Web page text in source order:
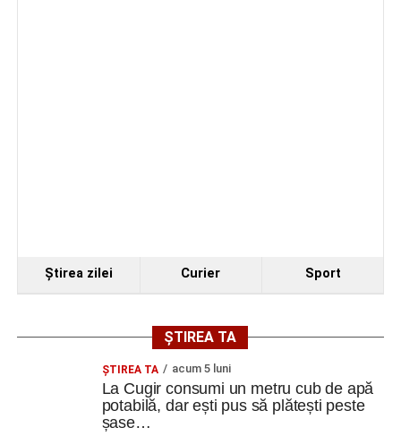
Ştirea zilei Curier Sport
ȘTIREA TA
ȘTIREA TA acum 5 luni
La Cugir consumi un metru cub de apă
potabilă, dar ești pus să plătești peste
șase…